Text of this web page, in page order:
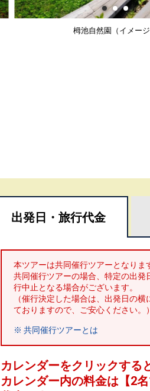
栂池自然園（イメージ
出発日・ 旅行代金
本ツアーは共同催行ツアーとなりま
共同催行ツアーの場合、特定の出
行中止となる場合がございます。
（催行決定した場合は、出発日の
ておりますので、ご安心ください。）
※ 共同催行ツアーとは
カレンダーをクリックする
カレンダー内の料金は 【2